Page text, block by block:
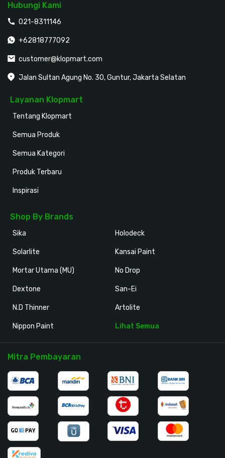
Hubungi Kami
021-8311146
+62818777092
customer@klopmart.com
Jalan Sultan Agung No. 30, Guntur, Jakarta Selatan
Layanan Klopmart
Tentang Klopmart
Semua Produk
Semua Kategori
Produk Terbaru
Inspirasi
Shop By Brands
Sika
Solarlite
Mortar Utama (MU)
Dextone
N.D Thinner
Nippon Paint
Holodeck
Kansai Paint
No Drop
San-Ei
Artolite
Lihat Semua
Mitra Pembayaran